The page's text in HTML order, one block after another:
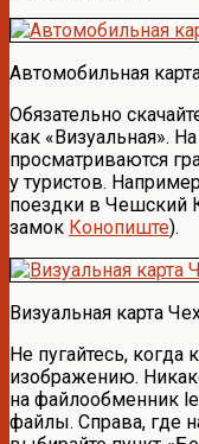
Автомобильная
Обязательно
как «Визуальная».
просматриваются
у туристов.
поездки в Чешский
замок Конопиште).
Визуальная карта
Не пугайтесь, когда
изображению.
на файлообменник
файлы. Справа, где